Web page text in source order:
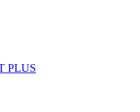
PLUS